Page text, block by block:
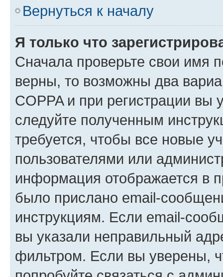
Вернуться к началу
Я только что
Сначала проверьте свои имя
верны, то возможны два
COPPA и при регистрации вы
следуйте полученным
требуется, чтобы все новые
пользователями или
информация отображается в
было прислано email-
инструкциям. Если email-
вы указали неправильный
фильтром. Если вы уверены,